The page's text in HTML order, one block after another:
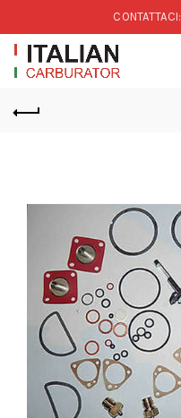
CONTATTACI: